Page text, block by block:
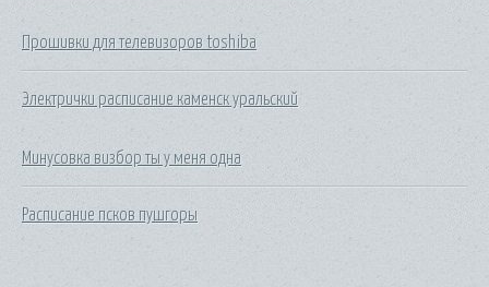
Прошивки для телевизоров toshiba
Электрички расписание каменск уральский
Минусовка визбор ты у меня одна
Расписание псков пушгоры